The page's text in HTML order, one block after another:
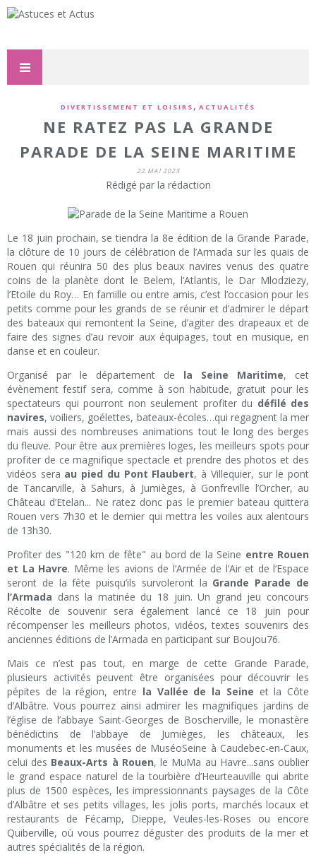
DIVERTISSEMENT ET LOISIRS , ACTUALITÉS
NE RATEZ PAS LA GRANDE
PARADE DE LA SEINE MARITIME
22 MAI 2023
Rédigé par la rédaction
Le 18 juin prochain, se tiendra la 8e édition de la Grande Parade,
la clôture de 10 jours de célébration de l’Armada sur les quais de
Rouen qui réunira 50 des plus beaux navires venus des quatre
coins de la planète dont le Belem, l’Atlantis, le Dar Mlodziezy,
l’Etoile du Roy… En famille ou entre amis, c’est l’occasion pour les
petits comme pour les grands de se réunir et d’admirer le départ
des bateaux qui remontent la Seine, d’agiter des drapeaux et de
faire des signes d’au revoir aux équipages, tout en musique, en
danse et en couleur.
Organisé par le département de la Seine Maritime, cet
évènement festif sera, comme à son habitude, gratuit pour les
spectateurs qui pourront non seulement profiter du défilé des
navires, voiliers, goélettes, bateaux-écoles…qui regagnent la mer
mais aussi des nombreuses animations tout le long des berges
du fleuve. Pour être aux premières loges, les meilleurs spots pour
profiter de ce magnifique spectacle et prendre des photos et des
vidéos sera au pied du Pont Flaubert, à Villequier, sur le pont
de Tancarville, à Sahurs, à Jumièges, à Gonfreville l’Orcher, au
Château d’Etelan... Ne ratez donc pas le premier bateau quittera
Rouen vers 7h30 et le dernier qui mettra les voiles aux alentours
de 13h30.
Profiter des "120 km de fête" au bord de la Seine entre Rouen
et La Havre. Même les avions de l’Armée de l’Air et de l’Espace
seront de la fête puisqu’ils survoleront la Grande Parade de
l’Armada dans la matinée du 18 juin. Un grand jeu concours
Récolte de souvenir sera également lancé ce 18 juin pour
récompenser les meilleurs photos, vidéos, textes souvenirs des
anciennes éditions de l’Armada en participant sur Boujou76.
Mais ce n’est pas tout, en marge de cette Grande Parade,
plusieurs activités peuvent être organisées pour découvrir les
pépites de la région, entre la Vallée de la Seine et la Côte
d’Albâtre. Vous pourrez ainsi admirer les magnifiques jardins de
l’église de l’abbaye Saint-Georges de Boscherville, le monastère
bénédictins de l’abbaye de Jumièges, les châteaux, les
monuments et les musées de MuséoSeine à Caudebec-en-Caux,
celui des Beaux-Arts à Rouen, le MuMa au Havre...sans oublier
le grand espace naturel de la tourbière d’Heurteauville qui abrite
plus de 1500 espèces, les impressionnants paysages de la Côte
d’Albâtre et ses petits villages, les jolis ports, marchés locaux et
restaurants de Fécamp, Dieppe, Veules-les-Roses ou encore
Quiberville, où vous pourrez déguster des produits de la mer et
autres spécialités de la région.